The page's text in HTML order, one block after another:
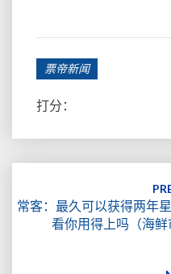
票帝新闻
打分：
常客：最久可以获得两年
看你用得上吗（海鲜